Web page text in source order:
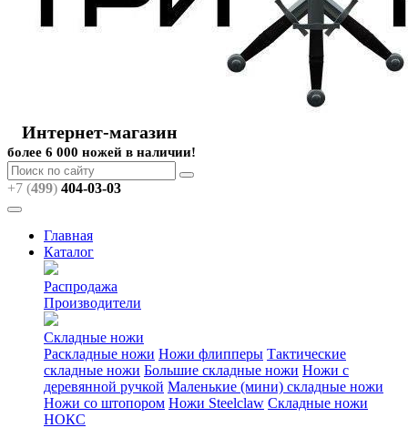
Интернет-магазин
более 6 000 ножей в наличии!
+7 (499) 404-03-03
Главная
Каталог
Распродажа
Производители
Складные ножи
Раскладные ножи Ножи флипперы Тактические
складные ножи Большие складные ножи Ножи с
деревянной ручкой Маленькие (мини) складные ножи
Ножи со штопором Ножи Steelclaw Складные ножи
НОКС